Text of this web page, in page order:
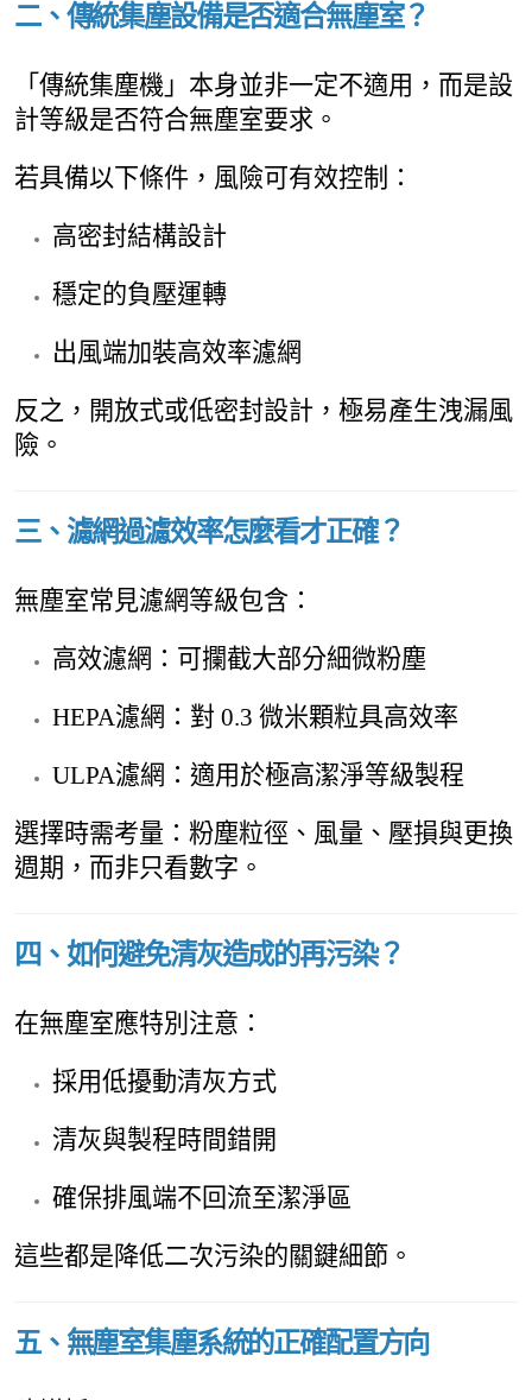
二、傳統集塵設備是否適合無塵室？
「傳統集塵機」本身並非一定不適用，而是設
計等級是否符合無塵室要求。
若具備以下條件，風險可有效控制：
高密封結構設計
穩定的負壓運轉
出風端加裝高效率濾網
反之，開放式或低密封設計，極易產生洩漏風
險。
三、濾網過濾效率怎麼看才正確？
無塵室常見濾網等級包含：
高效濾網：可攔截大部分細微粉塵
HEPA濾網：對 0.3 微米顆粒具高效率
ULPA濾網：適用於極高潔淨等級製程
選擇時需考量：粉塵粒徑、風量、壓損與更換
週期，而非只看數字。
四、如何避免清灰造成的再污染？
在無塵室應特別注意：
採用低擾動清灰方式
清灰與製程時間錯開
確保排風端不回流至潔淨區
這些都是降低二次污染的關鍵細節。
五、無塵室集塵系統的正確配置方向